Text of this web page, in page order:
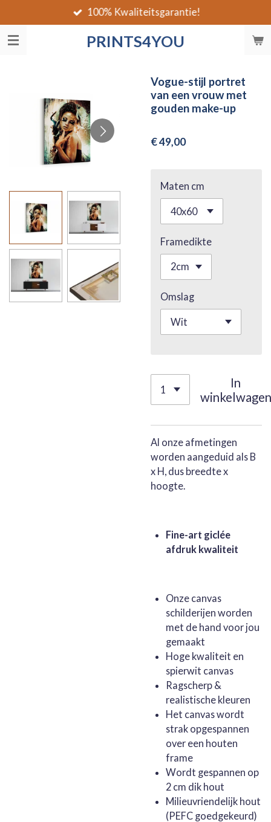
direct
naar
PRINTS4YOU
100% Kwaliteitsgarantie!
Vogue-stijl portret
van een vrouw met
gouden make-up
€ 49,00
Maten cm
Framedikte
Omslag
In
winkelwagen
Al onze afmetingen
worden aangeduid als B
x H, dus breedte x
hoogte.
Fine-art giclée
afdruk kwaliteit
Onze canvas
schilderijen worden
met de hand voor jou
gemaakt
Hoge kwaliteit en
spierwit canvas
Ragscherp &
realistische kleuren
Het canvas wordt
strak opgespannen
over een houten
frame
Wordt gespannen op
2 cm dik hout
Milieuvriendelijk hout
(PEFC goedgekeurd)